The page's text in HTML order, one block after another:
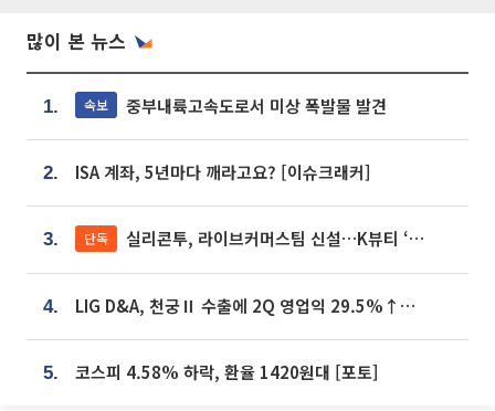
많이 본 뉴스
1. 속보 중부내륙고속도로서 미상 폭발물 발견
2. ISA 계좌, 5년마다 깨라고요? [이슈크래커]
3. 단독 실리콘투, 라이브커머스팀 신설…K뷰티 ‘글로벌 판매망’ 확대[K뷰티 라방戰]
4. LIG D&A, 천궁Ⅱ 수출에 2Q 영업익 29.5%↑…수주잔고 24.6조 [종합]
5. 코스피 4.58% 하락, 환율 1420원대 [포토]